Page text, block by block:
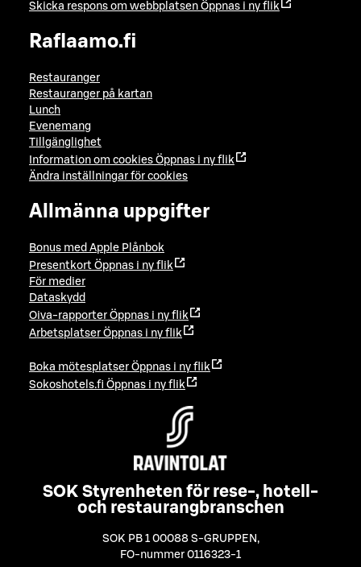
Skicka respons om webbplatsen Öppnas i ny flik
Raflaamo.fi
Restauranger
Restauranger på kartan
Lunch
Evenemang
Tillgänglighet
Information om cookies Öppnas i ny flik
Ändra inställningar för cookies
Allmänna uppgifter
Bonus med Apple Plånbok
Presentkort Öppnas i ny flik
För medier
Dataskydd
Oiva-rapporter Öppnas i ny flik
Arbetsplatser Öppnas i ny flik
Boka mötesplatser Öppnas i ny flik
Sokoshotels.fi Öppnas i ny flik
SOK Styrenheten för rese-, hotell-
och restaurangbranschen
SOK PB 1 00088 S-GRUPPEN ,
FO-nummer 0116323-1